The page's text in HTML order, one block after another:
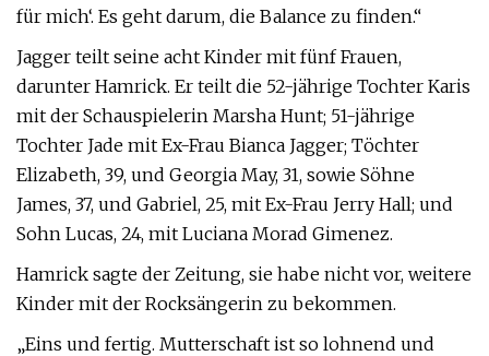
für mich‘. Es geht darum, die Balance zu finden.“
Jagger teilt seine acht Kinder mit fünf Frauen,
darunter Hamrick. Er teilt die 52-jährige Tochter Karis
mit der Schauspielerin Marsha Hunt; 51-jährige
Tochter Jade mit Ex-Frau Bianca Jagger; Töchter
Elizabeth, 39, und Georgia May, 31, sowie Söhne
James, 37, und Gabriel, 25, mit Ex-Frau Jerry Hall; und
Sohn Lucas, 24, mit Luciana Morad Gimenez.
Hamrick sagte der Zeitung, sie habe nicht vor, weitere
Kinder mit der Rocksängerin zu bekommen.
„Eins und fertig. Mutterschaft ist so lohnend und